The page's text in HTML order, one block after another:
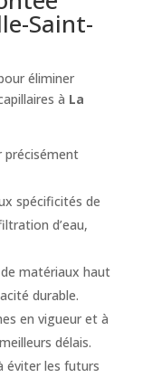
Saint-
éliminer
à La
précisément
spécificités de
d’eau,
matériaux haut
durable.
en vigueur et à
délais.
éviter les futurs